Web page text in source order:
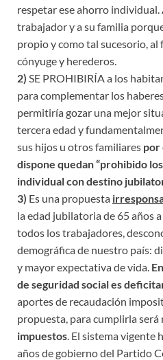
respetar ese ahorro individual.
trabajador y a su familia
propio y como tal sucesorio, al
cónyuge y herederos.
2) SE PROHIBIRÍA a los
para complementar los
permitiría gozar una mejor
tercera edad y
sus hijos u otros familiares por
dispone quedan “prohibido
individual con destino
3) Es una propuesta
la edad jubilatoria de 65 años
todos los trabajadores,
demográfica de nuestro país:
y mayor expectativa de vida.
de seguridad social es
aportes de recaudación
propuesta, para cumplirla será
impuestos. El sistema vigente
años de gobierno del Partido